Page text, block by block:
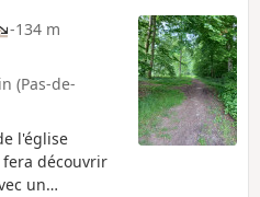
de Denis.
-134 m
(Pas-de-
l'église
fera découvrir
un